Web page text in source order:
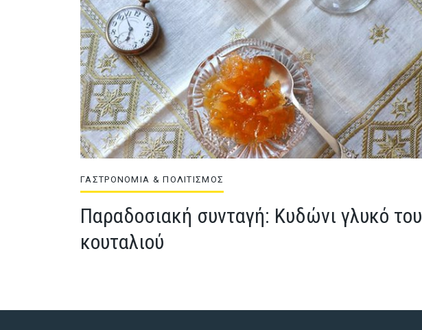
ΓΑΣΤΡΟΝΟΜΙΑ & ΠΟΛΙΤΙΣΜΟΣ
Παραδοσιακή συνταγή: Κυδώνι γλυκό του
κουταλιού